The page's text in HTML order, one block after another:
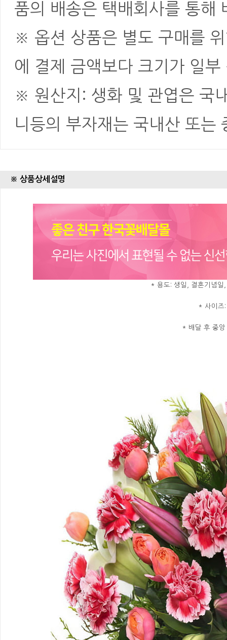
품의 배송은 택배회사를 통해
※ 옵션 상품은 별도 구매를
에 결제 금액보다 크기가 일
※ 원산지: 생화 및 관엽은 국
니등의 부자재는 국내산 또는
※ 상품상세설명
* 용도: 생일, 결혼기념일
* 사이즈
* 배달 후 중앙